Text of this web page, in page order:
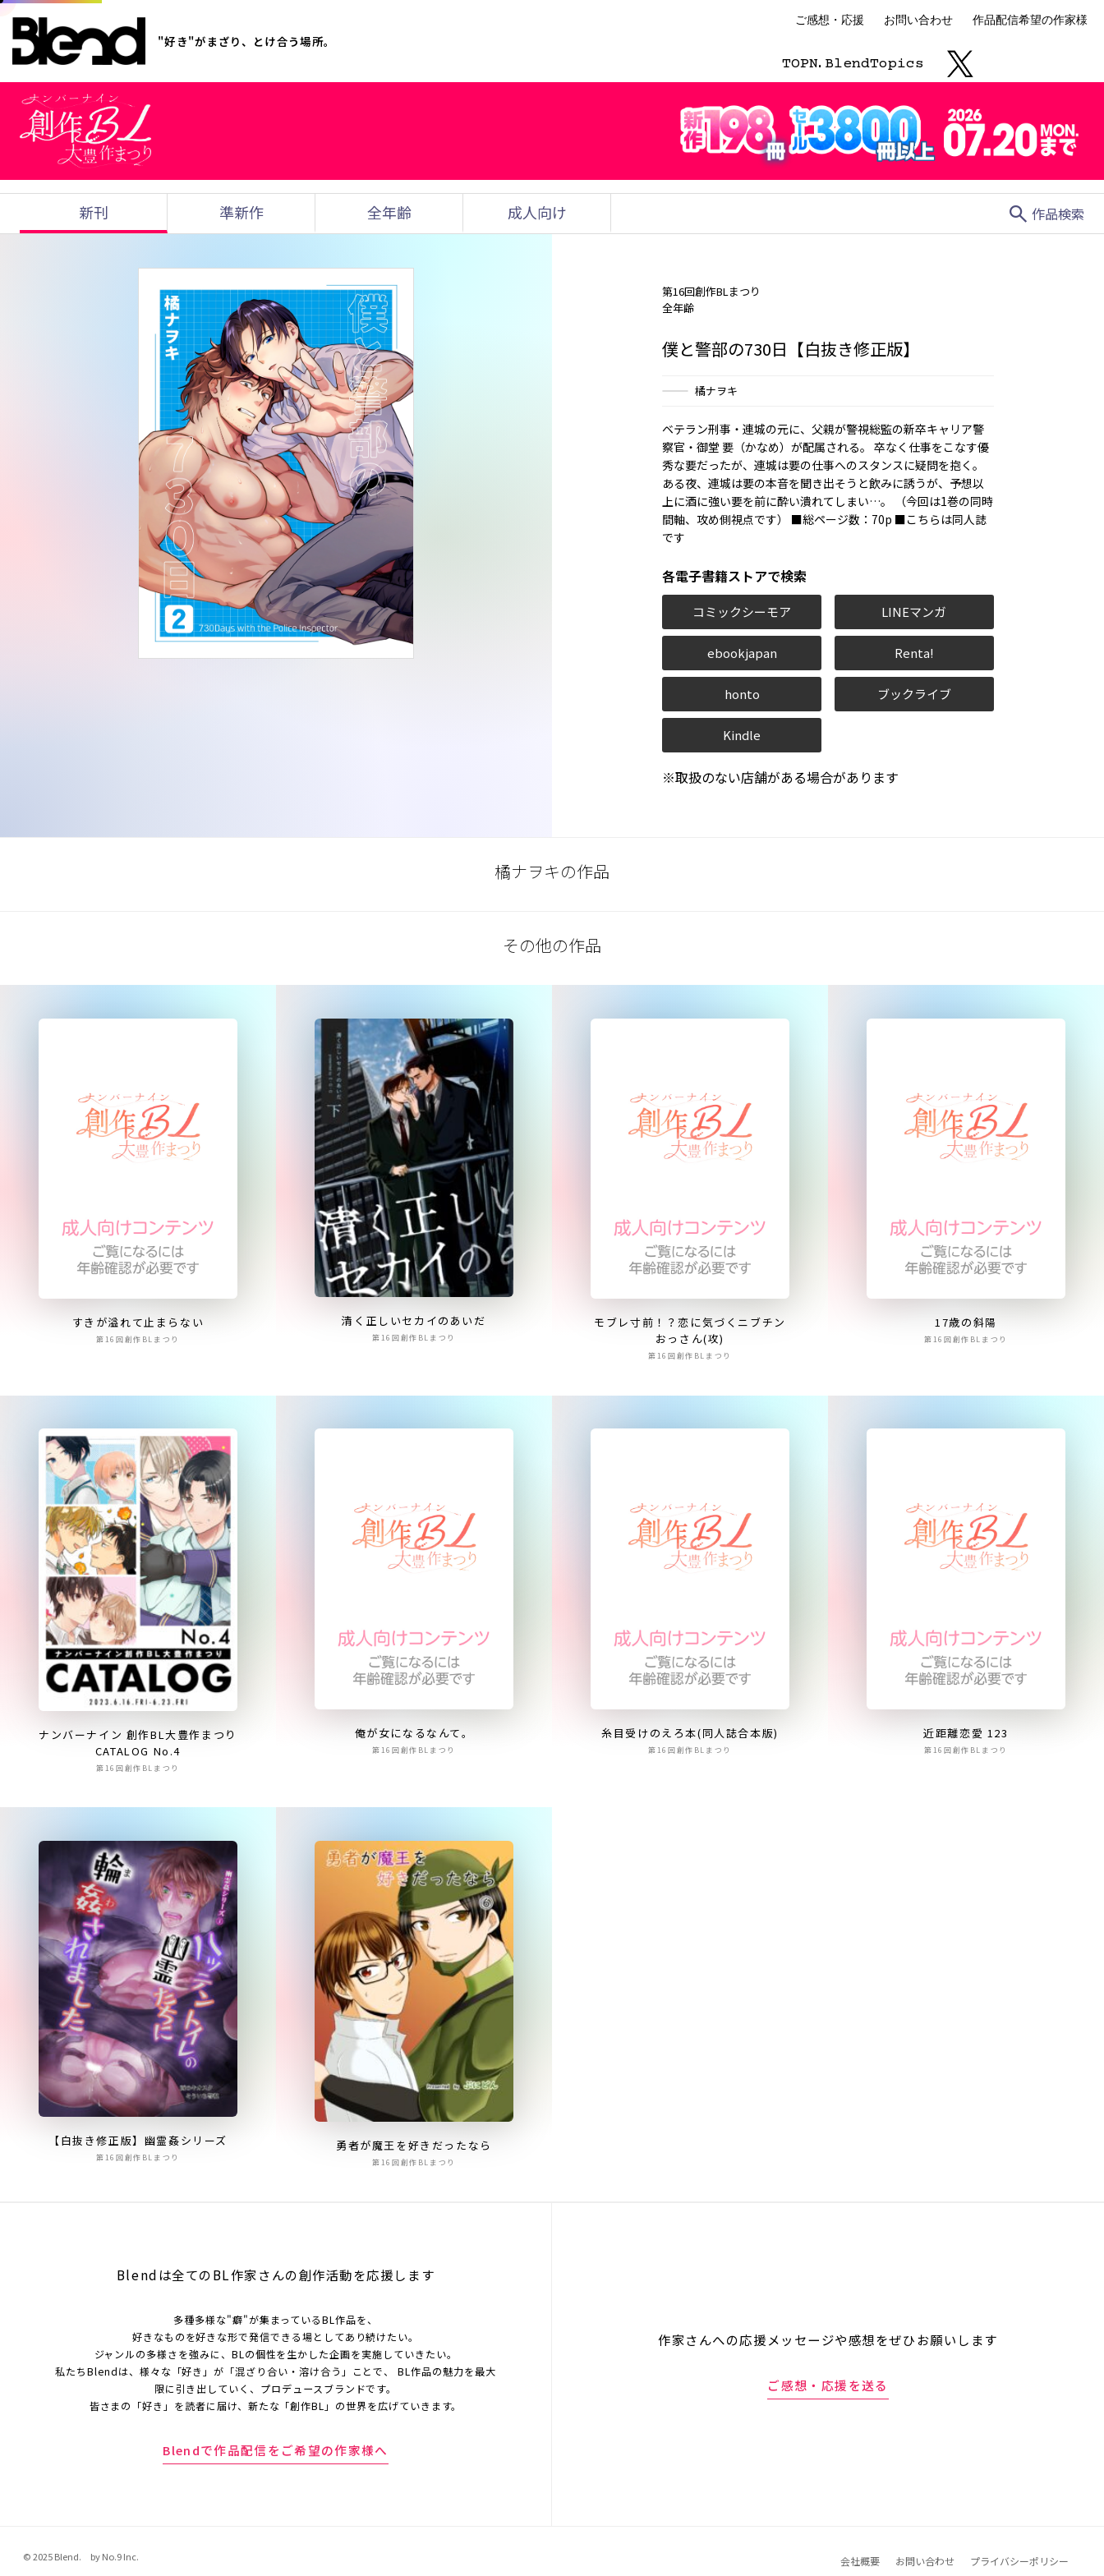
"好き"がまざり、とけ合う場所。
ご感想・応援 お問い合わせ 作品配信希望の作家様
TOPN. BlendTopics
新刊 準新作 全年齢 成人向け search 作品検索
第16回創作BLまつり
全年齢
僕と警部の730日【白抜き修正版】
橘ナヲキ
ベテラン刑事・連城の元に、父親が警視総監の新卒キャリア警
察官・御堂 要（かなめ）が配属される。 卒なく仕事をこなす優
秀な要だったが、連城は要の仕事へのスタンスに疑問を抱く。
ある夜、連城は要の本音を聞き出そうと飲みに誘うが、予想以
上に酒に強い要を前に酔い潰れてしまい…。 （今回は1巻の同時
間軸、攻め側視点です） ■総ページ数：70p ■こちらは同人誌
です
各電子書籍ストアで検索
コミックシーモア LINEマンガ
ebookjapan Renta!
honto ブックライブ
Kindle
※取扱のない店舗がある場合があります
橘ナヲキの作品
その他の作品
すきが溢れて止まらない
第16回創作BLまつり
清く正しいセカイのあいだ
第16回創作BLまつり
モブレ寸前！？恋に気づくニブチン
おっさん(攻)
第16回創作BLまつり
17歳の斜陽
第16回創作BLまつり
ナンバーナイン 創作BL大豊作まつり
CATALOG No.4
第16回創作BLまつり
俺が女になるなんて。
第16回創作BLまつり
糸目受けのえろ本(同人誌合本版)
第16回創作BLまつり
近距離恋愛 123
第16回創作BLまつり
【白抜き修正版】幽霊姦シリーズ
第16回創作BLまつり
勇者が魔王を好きだったなら
第16回創作BLまつり
Blendは全てのBL作家さんの創作活動を応援します
多種多様な"癖"が集まっているBL作品を、
好きなものを好きな形で発信できる場としてあり続けたい。
ジャンルの多様さを強みに、BLの個性を生かした企画を実施していきたい。
私たちBlendは、様々な「好き」が「混ざり合い・溶け合う」ことで、 BL作品の魅力を最大
限に引き出していく、プロデュースブランドです。
皆さまの「好き」を読者に届け、新たな「創作BL」の世界を広げていきます。
Blendで作品配信をご希望の作家様へ
作家さんへの応援メッセージや感想をぜひお願いします
ご感想・応援を送る
© 2025 Blend. by No.9 Inc. 会社概要 お問い合わせ プライバシーポリシー